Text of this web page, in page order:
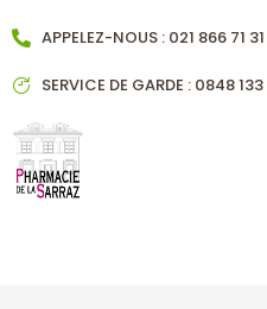
APPELEZ-NOUS : 021 866 71 31
SERVICE DE GARDE : 0848